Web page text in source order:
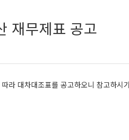
재무제표 공고
라 대차대조표를 공고하오니 참고하시